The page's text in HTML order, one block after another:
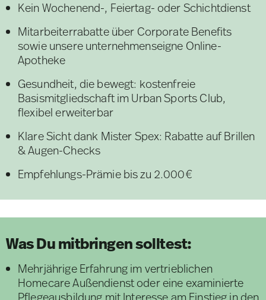
Kein Wochenend-, Feiertag- oder Schichtdienst
Mitarbeiterrabatte über Corporate Benefits
sowie unsere unternehmenseigne Online-
Apotheke
Gesundheit, die bewegt: kostenfreie
Basismitgliedschaft im Urban Sports Club,
flexibel erweiterbar
Klare Sicht dank Mister Spex: Rabatte auf Brillen
& Augen-Checks
Empfehlungs-Prämie bis zu 2.000€
Was Du mitbringen solltest:
Mehrjährige Erfahrung im vertrieblichen
Homecare Außendienst oder eine examinierte